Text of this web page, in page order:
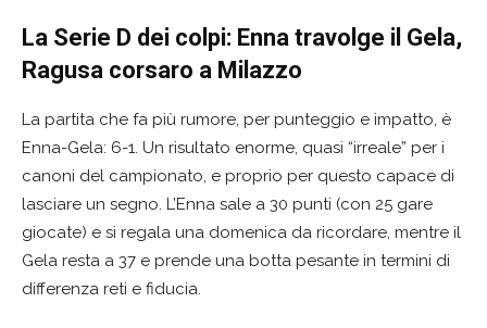
La Serie D dei colpi: Enna travolge il Gela,
Ragusa corsaro a Milazzo
La partita che fa più rumore, per punteggio e impatto, è
Enna-Gela: 6-1. Un risultato enorme, quasi “irreale” per i
canoni del campionato, e proprio per questo capace di
lasciare un segno. L’Enna sale a 30 punti (con 25 gare
giocate) e si regala una domenica da ricordare, mentre il
Gela resta a 37 e prende una botta pesante in termini di
differenza reti e fiducia.